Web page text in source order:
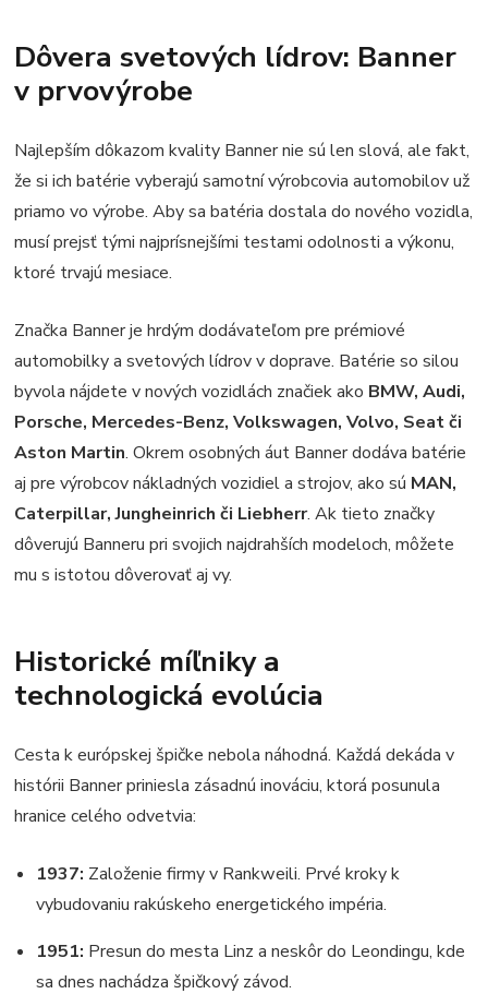
Dôvera svetových lídrov: Banner
v prvovýrobe
Najlepším dôkazom kvality Banner nie sú len slová, ale fakt,
že si ich batérie vyberajú samotní výrobcovia automobilov už
priamo vo výrobe. Aby sa batéria dostala do nového vozidla,
musí prejsť tými najprísnejšími testami odolnosti a výkonu,
ktoré trvajú mesiace.
Značka Banner je hrdým dodávateľom pre prémiové
automobilky a svetových lídrov v doprave. Batérie so silou
byvola nájdete v nových vozidlách značiek ako BMW, Audi,
Porsche, Mercedes-Benz, Volkswagen, Volvo, Seat či
Aston Martin. Okrem osobných áut Banner dodáva batérie
aj pre výrobcov nákladných vozidiel a strojov, ako sú MAN,
Caterpillar, Jungheinrich či Liebherr. Ak tieto značky
dôverujú Banneru pri svojich najdrahších modeloch, môžete
mu s istotou dôverovať aj vy.
Historické míľniky a
technologická evolúcia
Cesta k európskej špičke nebola náhodná. Každá dekáda v
histórii Banner priniesla zásadnú inováciu, ktorá posunula
hranice celého odvetvia:
1937: Založenie firmy v Rankweili. Prvé kroky k
vybudovaniu rakúskeho energetického impéria.
1951: Presun do mesta Linz a neskôr do Leondingu, kde
sa dnes nachádza špičkový závod.